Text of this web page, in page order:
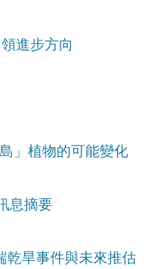
進步方向
」植物的可能變化
息摘要
乾旱事件與未來推估